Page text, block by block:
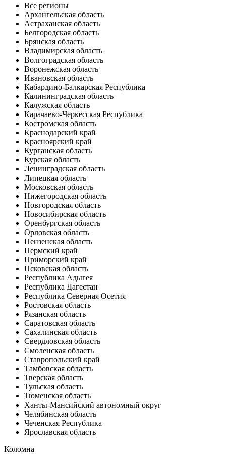
Все регионы
Архангельская область
Астраханская область
Белгородская область
Брянская область
Владимирская область
Волгоградская область
Воронежская область
Ивановская область
Кабардино-Балкарская Республика
Калининградская область
Калужская область
Карачаево-Черкесская Республика
Костромская область
Краснодарский край
Красноярский край
Курганская область
Курская область
Ленинградская область
Липецкая область
Московская область
Нижегородская область
Новгородская область
Новосибирская область
Оренбургская область
Орловская область
Пензенская область
Пермский край
Приморский край
Псковская область
Республика Адыгея
Республика Дагестан
Республика Северная Осетия
Ростовская область
Рязанская область
Саратовская область
Сахалинская область
Свердловская область
Смоленская область
Ставропольский край
Тамбовская область
Тверская область
Тульская область
Тюменская область
Ханты-Мансийский автономный округ
Челябинская область
Чеченская Республика
Ярославская область
Коломна